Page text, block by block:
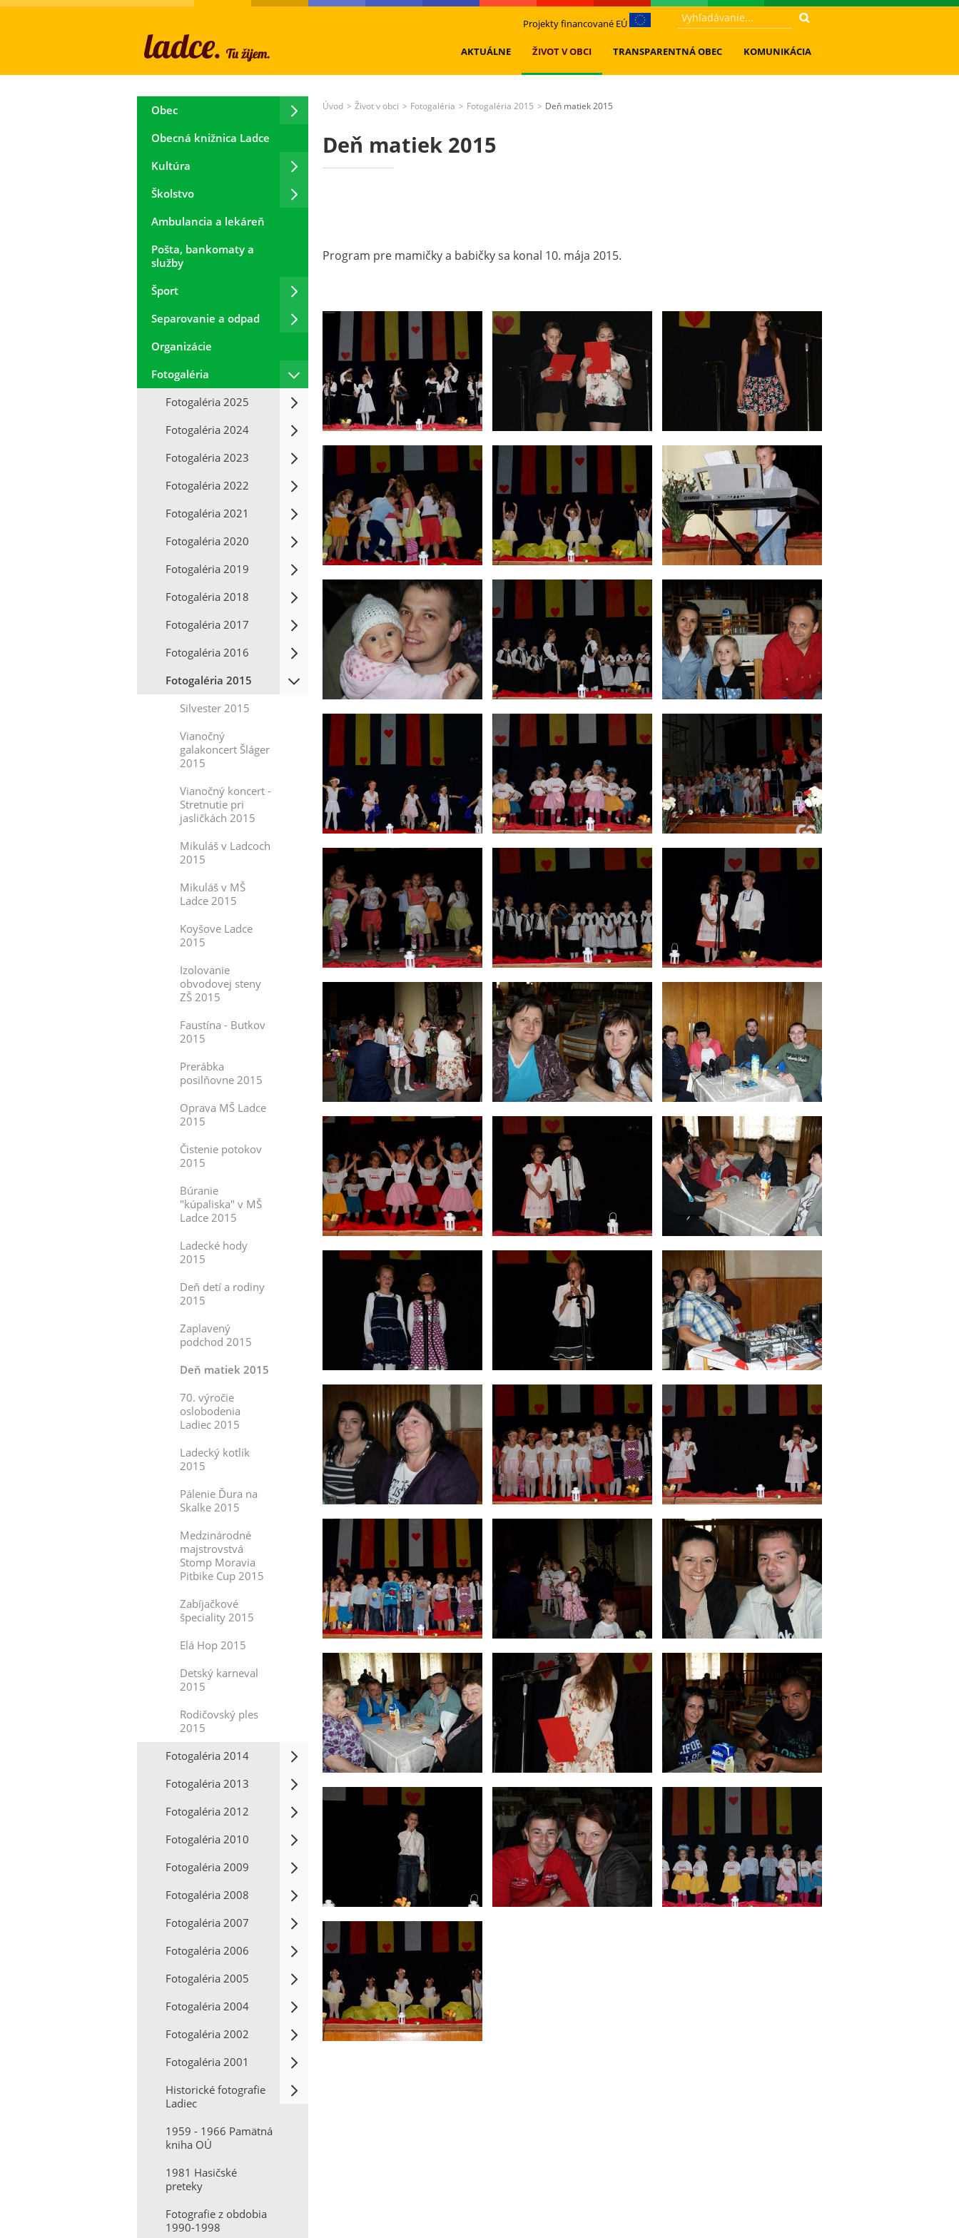
Projekty financované EÚ
AKTUÁLNE ŽIVOT V OBCI TRANSPARENTNÁ OBEC KOMUNIKÁCIA
Obec
Obecná knižnica Ladce
Kultúra
Školstvo
Ambulancia a lekáreň
Pošta, bankomaty a
služby
Šport
Separovanie a odpad
Organizácie
Fotogaléria
Fotogaléria 2025
Fotogaléria 2024
Fotogaléria 2023
Fotogaléria 2022
Fotogaléria 2021
Fotogaléria 2020
Fotogaléria 2019
Fotogaléria 2018
Fotogaléria 2017
Fotogaléria 2016
Fotogaléria 2015
Silvester 2015
Vianočný
galakoncert Šláger
2015
Vianočný koncert -
Stretnutie pri
jasličkách 2015
Mikuláš v Ladcoch
2015
Mikuláš v MŠ
Ladce 2015
Koyšove Ladce
2015
Izolovanie
obvodovej steny
ZŠ 2015
Faustína - Butkov
2015
Prerábka
posilňovne 2015
Oprava MŠ Ladce
2015
Čistenie potokov
2015
Búranie
"kúpaliska" v MŠ
Ladce 2015
Ladecké hody
2015
Deň detí a rodiny
2015
Zaplavený
podchod 2015
Deň matiek 2015
70. výročie
oslobodenia
Ladiec 2015
Ladecký kotlík
2015
Pálenie Ďura na
Skalke 2015
Medzinárodné
majstrovstvá
Stomp Moravia
Pitbike Cup 2015
Zabíjačkové
špeciality 2015
Elá Hop 2015
Detský karneval
2015
Rodičovský ples
2015
Fotogaléria 2014
Fotogaléria 2013
Fotogaléria 2012
Fotogaléria 2010
Fotogaléria 2009
Fotogaléria 2008
Fotogaléria 2007
Fotogaléria 2006
Fotogaléria 2005
Fotogaléria 2004
Fotogaléria 2002
Fotogaléria 2001
Historické fotografie
Ladiec
1959 - 1966 Pamätná
kniha OÚ
1981 Hasičské
preteky
Fotografie z obdobia
1990-1998
Úvod > Život v obci > Fotogaléria > Fotogaléria 2015 > Deň matiek 2015
Deň matiek 2015
Program pre mamičky a babičky sa konal 10. mája 2015.